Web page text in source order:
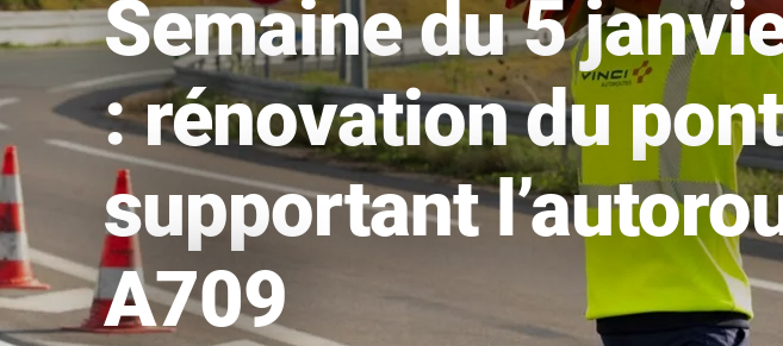
Semaine du 5
: rénovation du pont
supportant
A709